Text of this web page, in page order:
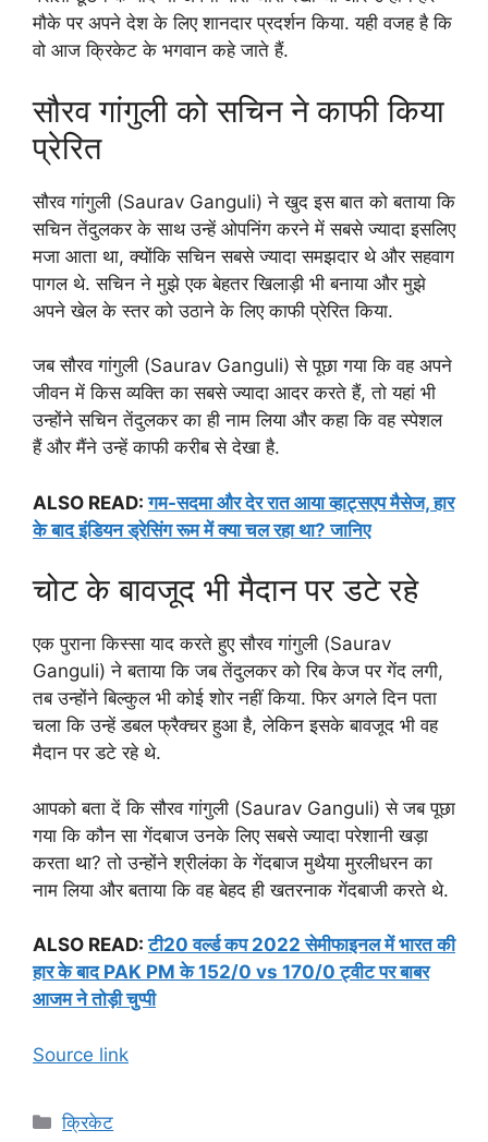
मौके पर अपने देश के लिए शानदार प्रदर्शन किया. यही वजह है कि
वो आज क्रिकेट के भगवान कहे जाते हैं.
सौरव गांगुली को सचिन ने काफी किया
प्रेरित
सौरव गांगुली (Saurav Ganguli) ने खुद इस बात को बताया कि
सचिन तेंदुलकर के साथ उन्हें ओपनिंग करने में सबसे ज्यादा इसलिए
मजा आता था, क्योंकि सचिन सबसे ज्यादा समझदार थे और सहवाग
पागल थे. सचिन ने मुझे एक बेहतर खिलाड़ी भी बनाया और मुझे
अपने खेल के स्तर को उठाने के लिए काफी प्रेरित किया.
जब सौरव गांगुली (Saurav Ganguli) से पूछा गया कि वह अपने
जीवन में किस व्यक्ति का सबसे ज्यादा आदर करते हैं, तो यहां भी
उन्होंने सचिन तेंदुलकर का ही नाम लिया और कहा कि वह स्पेशल
हैं और मैंने उन्हें काफी करीब से देखा है.
ALSO READ:गम-सदमा और देर रात आया व्हाट्सएप मैसेज, हार
के बाद इंडियन ड्रेसिंग रूम में क्या चल रहा था? जानिए
चोट के बावजूद भी मैदान पर डटे रहे
एक पुराना किस्सा याद करते हुए सौरव गांगुली (Saurav
Ganguli) ने बताया कि जब तेंदुलकर को रिब केज पर गेंद लगी,
तब उन्होंने बिल्कुल भी कोई शोर नहीं किया. फिर अगले दिन पता
चला कि उन्हें डबल फ्रैक्चर हुआ है, लेकिन इसके बावजूद भी वह
मैदान पर डटे रहे थे.
आपको बता दें कि सौरव गांगुली (Saurav Ganguli) से जब पूछा
गया कि कौन सा गेंदबाज उनके लिए सबसे ज्यादा परेशानी खड़ा
करता था? तो उन्होंने श्रीलंका के गेंदबाज मुथैया मुरलीधरन का
नाम लिया और बताया कि वह बेहद ही खतरनाक गेंदबाजी करते थे.
ALSO READ:टी20 वर्ल्ड कप 2022 सेमीफाइनल में भारत की
हार के बाद PAK PM के 152/0 vs 170/0 ट्वीट पर बाबर
आजम ने तोड़ी चुप्पी
Source link
Categories
क्रिकेट